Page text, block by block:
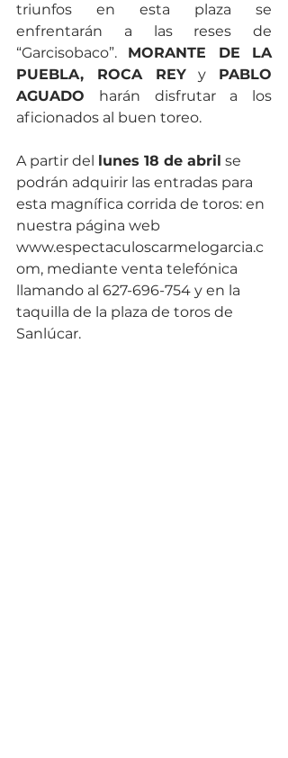
triunfos en esta plaza se
enfrentarán a las reses de
“Garcisobaco”. MORANTE DE LA
PUEBLA, ROCA REY y PABLO
AGUADO harán disfrutar a los
aficionados al buen toreo.
A partir del lunes 18 de abril se
podrán adquirir las entradas para
esta magnífica corrida de toros: en
nuestra página web
www.espectaculoscarmelogarcia.c
om, mediante venta telefónica
llamando al 627-696-754 y en la
taquilla de la plaza de toros de
Sanlúcar.